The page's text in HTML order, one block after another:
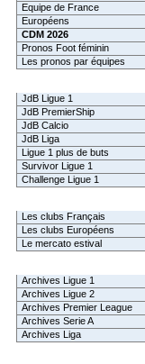
Equipe de France
Européens
CDM 2026
Pronos Foot féminin
Les pronos par équipes
JdB Ligue 1
JdB PremierShip
JdB Calcio
JdB Liga
Ligue 1 plus de buts
Survivor Ligue 1
Challenge Ligue 1
Les clubs Français
Les clubs Européens
Le mercato estival
Archives Ligue 1
Archives Ligue 2
Archives Premier League
Archives Serie A
Archives Liga